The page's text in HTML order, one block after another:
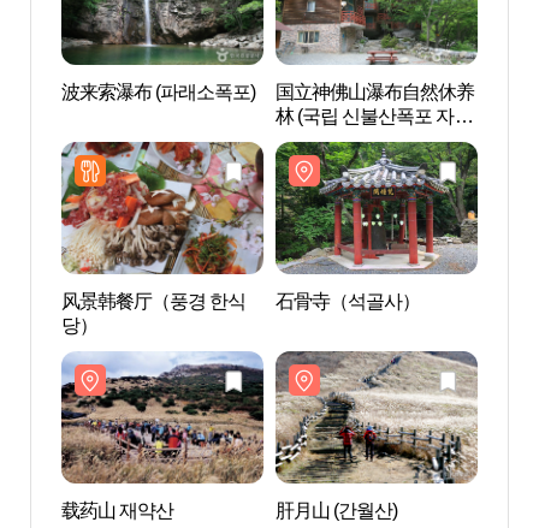
波来索瀑布 (파래소폭포)
国立神佛山瀑布自然休养
林 (국립 신불산폭포 자연
휴양림)
风景韩餐厅（풍경 한식
당）
石骨寺（석골사）
载药山 재약산 肝月山 (간월산)